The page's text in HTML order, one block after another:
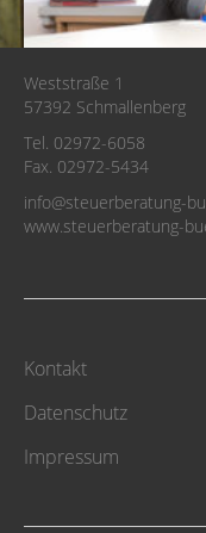
Weststraße 1
57392 Schmallenberg
Tel. 02972-6058
Fax. 02972-5434
info@steuerberatung-
www.steuerberatung-
Kontakt
Datenschutz
Impressum